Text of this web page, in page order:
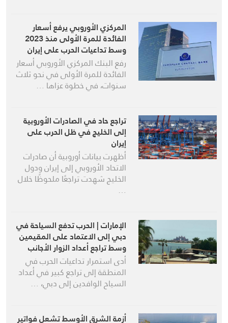
المركزي الأوروبي يرفع أسعار
الفائدة للمرة الأولى منذ 2023
وسط تداعيات الحرب على إيران
رفع البنك المركزي الأوروبي أسعار
الفائدة للمرة الأولى في نحو ثلاث
سنوات، في خطوة عزاها …
تراجع حاد في الصادرات الأوروبية
إلى الخليج في ظل الحرب على
إيران
أظهرت بيانات أوروبية أن صادرات
الاتحاد الأوروبي إلى إيران ودول
الخليج شهدت تراجعًا ملحوظًا خلال
الإمارات | الحرب تدفع السياحة في
دبي إلى الاعتماد على المقيمين
وسط تراجع أعداد الزوار الأجانب
أدى استمرار تداعيات الحرب في
المنطقة إلى تراجع كبير في أعداد
السياح الوافدين إلى دبي، …
أزمة الشرق الأوسط تشعل فواتير